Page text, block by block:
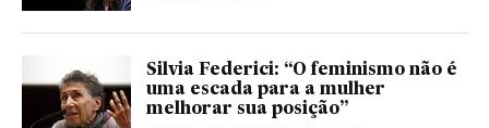
Silvia Federici: “O feminismo não é
uma escada para a mulher
melhorar sua posição”